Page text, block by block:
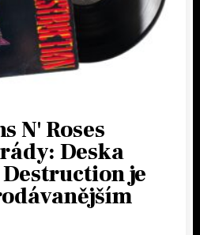
N' Roses
Deska
je